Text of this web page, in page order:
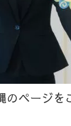
のページ